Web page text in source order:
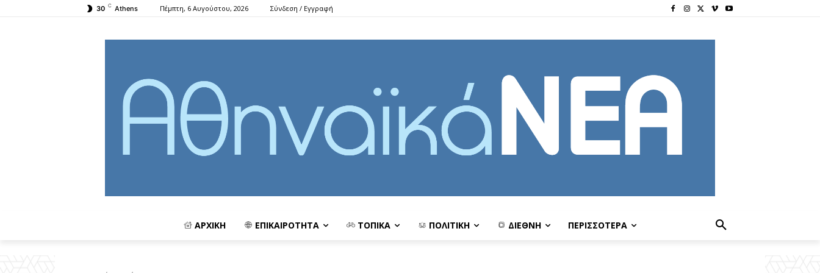
30 C Athens Πέμπτη, 6 Αυγούστου, 2026 Σύνδεση / Εγγραφή
ΑΡΧΙΚΗ ΕΠΙΚΑΙΡΟΤΗΤΑ ΤΟΠΙΚΑ ΠΟΛΙΤΙΚΗ ΔΙΕΘΝΗ ΠΕΡΙΣΣΟΤΕΡΑ